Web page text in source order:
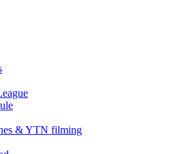
& YTN filming